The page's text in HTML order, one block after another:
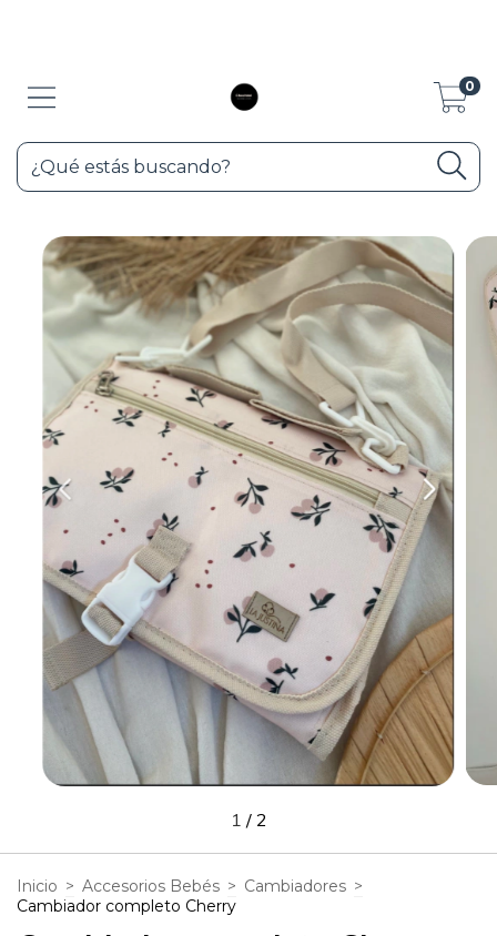
0
1 / 2
Inicio > Accesorios Bebés > Cambiadores >
Cambiador completo Cherry